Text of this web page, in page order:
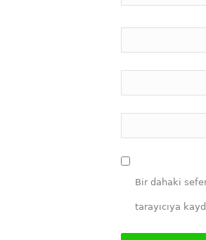
Bir dahaki
tarayıcıya